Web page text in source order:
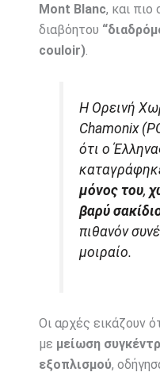
Mont Blanc, και πιο
διαβόητου
couloir).
Η Ορεινή
Chamonix
ότι ο
μόνος του,
βαρύ
πιθανόν
μοιραίο.
Οι αρχές εικάζουν
με μείωση
εξοπλισμού,